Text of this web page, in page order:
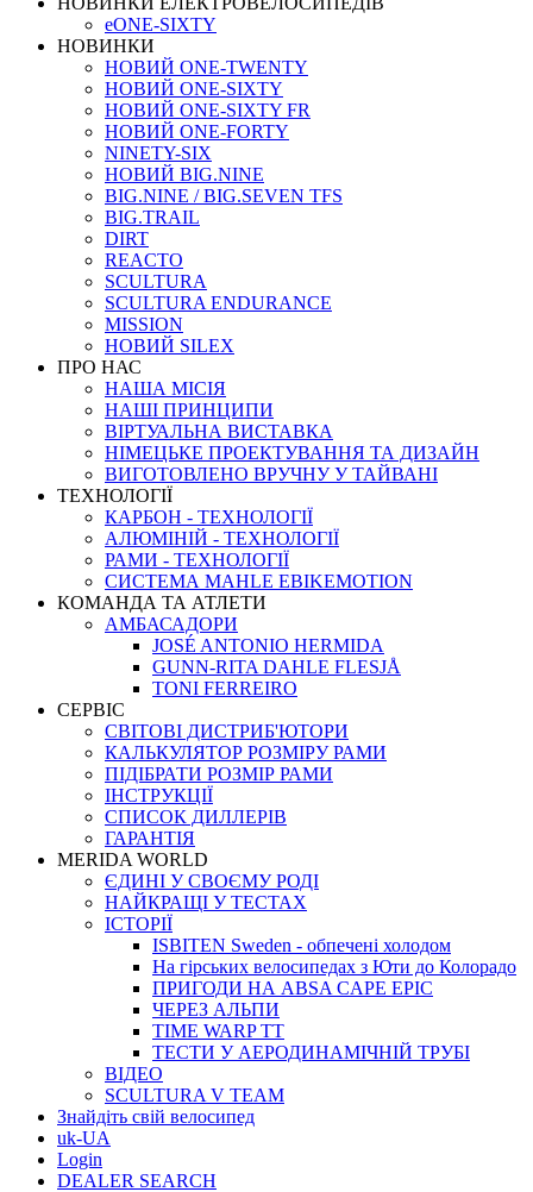
eONE-SIXTY
НОВИНКИ
НОВИЙ ONE-TWENTY
НОВИЙ ONE-SIXTY
НОВИЙ ONE-SIXTY FR
НОВИЙ ONE-FORTY
NINETY-SIX
НОВИЙ BIG.NINE
BIG.NINE / BIG.SEVEN TFS
BIG.TRAIL
DIRT
REACTO
SCULTURA
SCULTURA ENDURANCE
MISSION
НОВИЙ SILEX
ПРО НАС
НАША МICIЯ
НАШI ПРИНЦИПИ
ВIРТУАЛЬНА ВИСТАВКА
НІМЕЦЬКЕ ПРОЕКТУВАННЯ ТА ДИЗАЙН
ВИГОТОВЛЕНО ВРУЧНУ У ТАЙВАНІ
ТЕХНОЛОГІЇ
КАРБОН - ТЕХНОЛОГІЇ
АЛЮМІНІЙ - ТЕХНОЛОГІЇ
РАМИ - ТЕХНОЛОГІЇ
СИСТЕМА MAHLE EBIKEMOTION
КОМАНДА ТА АТЛЕТИ
АМБАСАДОРИ
JOSÉ ANTONIO HERMIDA
GUNN-RITA DAHLE FLESJÅ
TONI FERREIRO
СЕРВІС
СВІТОВІ ДИСТРИБ'ЮТОРИ
КАЛЬКУЛЯТОР РОЗМIРУ РАМИ
ПІДІБРАТИ РОЗМІР РАМИ
IНСТРУКЦIЇ
СПИСОК ДИЛЛЕРІВ
ГАРАНТIЯ
MERIDA WORLD
ЄДИНI У СВОЄМУ РОДI
НАЙКРАЩІ У ТЕСТАХ
ІСТОРІЇ
ISBITEN Sweden - обпечені холодом
На гірських велосипедах з Юти до Колорадо
ПРИГОДИ НА ABSA CAPE EPIC
ЧЕРЕЗ АЛЬПИ
TIME WARP TT
ТЕСТИ У АЕРОДИНАМІЧНІЙ ТРУБІ
ВІДЕО
SCULTURA V TEAM
Знайдіть свій велосипед
uk-UA
Login
DEALER SEARCH